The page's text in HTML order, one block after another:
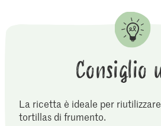
Consiglio
La ricetta è ideale per
tortillas di frumento.